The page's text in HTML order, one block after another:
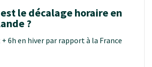
le décalage horaire en
?
6h en hiver par rapport à la France